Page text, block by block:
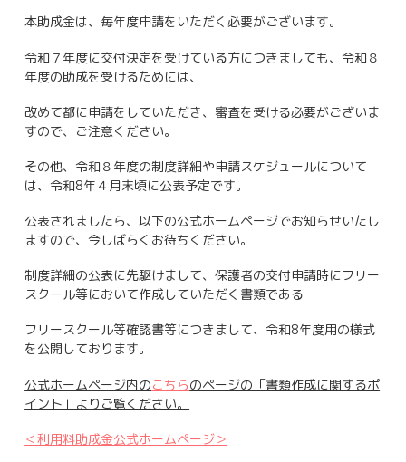
本助成金は、毎年度申請をいただく必要がございます。
令和７年度に交付決定を受けている方につきましても、令和８
年度の助成を受けるためには、
改めて都に申請をしていただき、審査を受ける必要がございま
すので、ご注意ください。
その他、令和８年度の制度詳細や申請スケジュールについて
は、令和8年４月末頃に公表予定です。
公表されましたら、以下の公式ホームページでお知らせいたし
ますので、今しばらくお待ちください。
制度詳細の公表に先駆けまして、保護者の交付申請時にフリー
スクール等において作成していただく書類である
フリースクール等確認書等につきまして、令和8年度用の様式
を公開しております。
公式ホームページ内のこちらのページの「書類作成に関するポ
イント」よりご覧ください。
＜利用料助成金公式ホームページ＞